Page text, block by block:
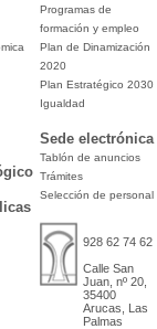
Programas de
formación y empleo
Plan de Dinamización
2020
Plan Estratégico 2030
Igualdad
Sede electrónica
Tablón de anuncios
Trámites
Selección de personal
928 62 74 62
Calle San
Juan, nº 20,
35400
Arucas, Las
Palmas